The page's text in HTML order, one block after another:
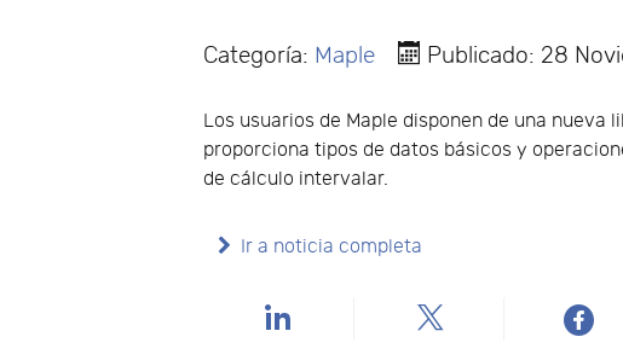
Categoría: Maple Publicado: 28
Los usuarios de Maple disponen de una nueva
proporciona tipos de datos básicos y
de cálculo intervalar.
Ir a noticia completa